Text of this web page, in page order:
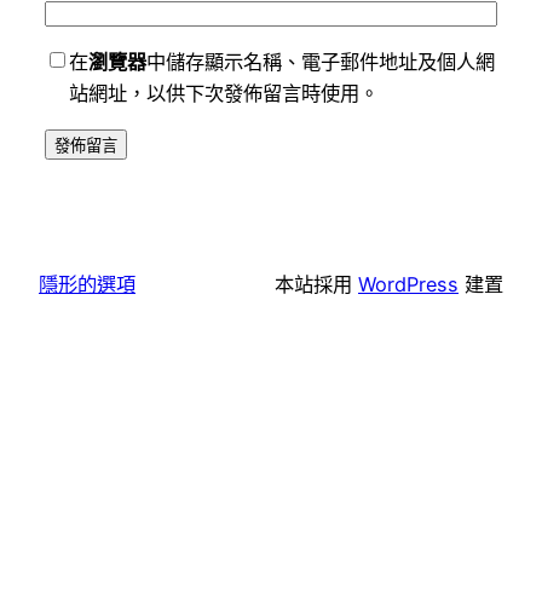
在瀏覽器中儲存顯示名稱、電子郵件地址及個人網
站網址，以供下次發佈留言時使用。
隱形的選項 本站採用 WordPress 建置